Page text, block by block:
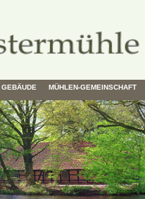
GEBÄUDE MÜHLEN-GEMEINSCHAFT